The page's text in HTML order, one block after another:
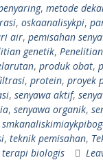
, metode
, oskaanalisykpi,
air, pemisahan
genetik,
, produk obat,
, protein, proyek
, senyawa aktif,
, senyawa organik,
, teknik pemisahan,
terapi biologis